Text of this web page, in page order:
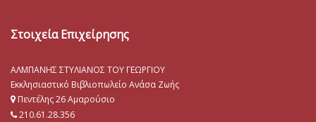
Στοιχεία Επιχείρησης
ΑΛΜΠΑΝΗΣ ΣΤΥΛΙΑΝΟΣ ΤΟΥ ΓΕΩΡΓΙΟΥ
Εκκλησιαστικό Βιβλιοπωλείο Ανάσα Ζωής
Πεντέλης 26 Αμαρούσιο
210.61.28.356